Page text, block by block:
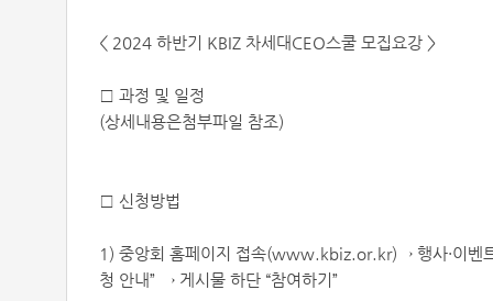
< 2024 하반기 KBIZ 차세대CEO스쿨 모집요강 >
□ 과정 및 일정
(상세내용은첨부파일 참조)
□ 신청방법
1) 중앙회 홈페이지 접속(www.kbiz.or.kr)→ 행사·이벤
청 안내” → 게시물 하단 “참여하기”